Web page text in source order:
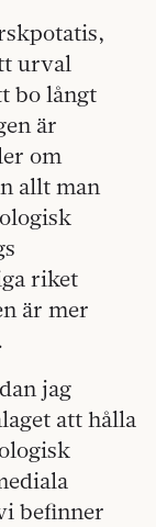
urval
bo långt
är
om
allt man
riket
är mer
jag
att hålla
befinner